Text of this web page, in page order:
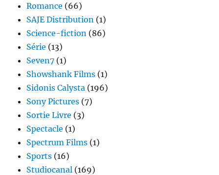
Romance (66)
SAJE Distribution (1)
Science-fiction (86)
Série (13)
Seven7 (1)
Showshank Films (1)
Sidonis Calysta (196)
Sony Pictures (7)
Sortie Livre (3)
Spectacle (1)
Spectrum Films (1)
Sports (16)
Studiocanal (169)